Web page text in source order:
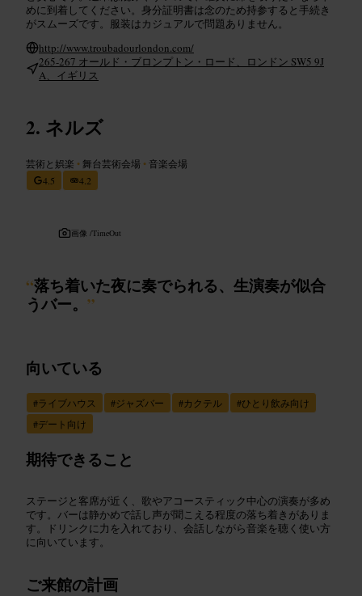
めに到着してください。身分証明書は念のため持参すると手続き
がスムーズです。服装はカジュアルで問題ありません。
http://www.troubadourlondon.com/
265-267 オールド・ブロンプトン・ロード、ロンドン SW5 9J
A、イギリス
ネルズ
芸術と娯楽 • 舞台芸術会場 •音楽会場
4.5
4.2
画像 /TimeOut
“落ち着いた夜に奏でられる、生演奏が似合
うバー。 ”
向いている
#ライブハウス #ジャズバー #カクテル #ひとり飲み向け
#デート向け
期待できること
ステージと客席が近く、歌やアコースティック中心の演奏が多め
です。バーは静かめで話し声が聞こえる程度の落ち着きがありま
す。ドリンクに力を入れており、会話しながら音楽を聴く使い方
に向いています。
ご来館の計画